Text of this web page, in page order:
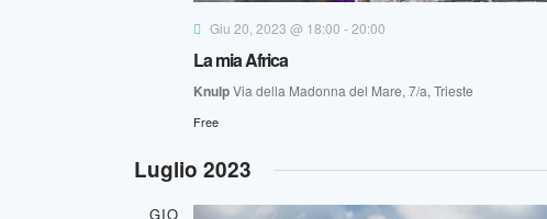
Giu 20, 2023 @ 18:00 -20:00
La mia Africa
KnulpVia della Madonna del Mare, 7/a, Trieste
Free
Luglio 2023
GIO